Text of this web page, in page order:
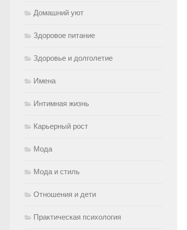
Домашний уют
Здоровое питание
Здоровье и долголетие
Имена
Интимная жизнь
Карьерный рост
Мода
Мода и стиль
Отношения и дети
Практическая психология